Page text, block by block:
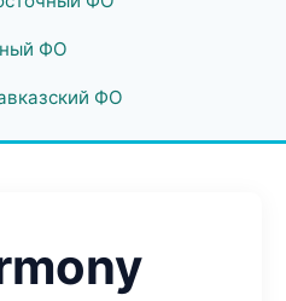
ФО
ФО